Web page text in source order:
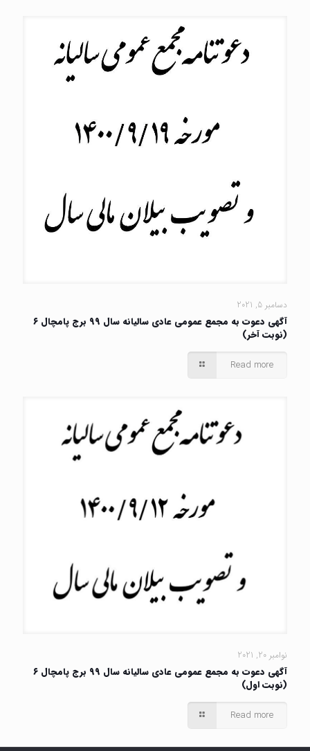
دسامبر 5, 2021
آگهی دعوت به مجمع عمومی عادی سالیانه سال ۹۹ برج پامچال ۶
(نوبت آخر)
Read more
نوامبر 20, 2021
آگهی دعوت به مجمع عمومی عادی سالیانه سال ۹۹ برج پامچال ۶
(نوبت اول)
Read more